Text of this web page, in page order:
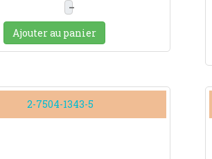
–
Ajouter au panier